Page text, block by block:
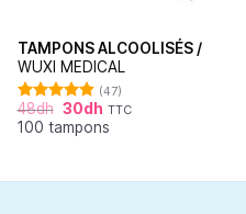
TAMPONS ALCOOLISÉS /
WUXI MEDICAL
Note 4.87
sur 5
(47)
48dh 30dh TTC
100 tampons